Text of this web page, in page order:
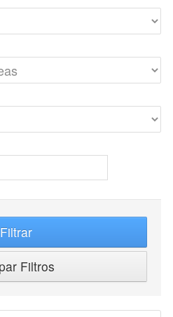
Filtrar
Filtros